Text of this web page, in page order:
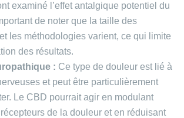
examiné l’effet antalgique potentiel du
de noter que la taille des
les méthodologies varient, ce qui limite
des résultats.
: Ce type de douleur est lié à
et peut être particulièrement
Le CBD pourrait agir en modulant
récepteurs de la douleur et en réduisant